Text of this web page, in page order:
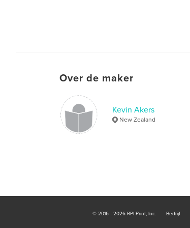
Over de maker
Kevin Akers
New Zealand
© 2016 - 2026 RPI Print, Inc. Bedrijf